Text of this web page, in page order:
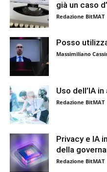
già un caso
Redazione BitMAT
Posso
Massimiliano
Uso dell’IA
Redazione BitMAT
Privacy e IA
della
Redazione BitMAT